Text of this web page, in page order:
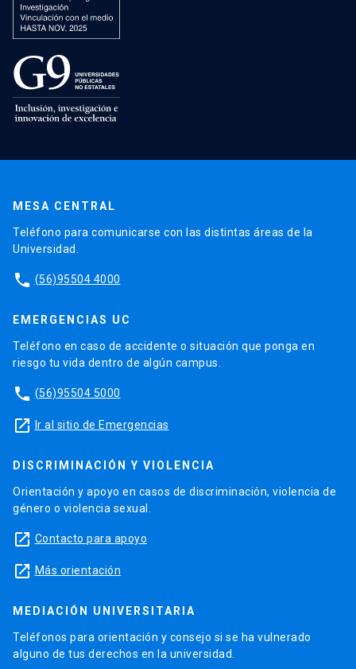
MESA CENTRAL
Teléfono para comunicarse con las distintas áreas de la
Universidad.
phone (56)95504 4000
EMERGENCIAS UC
Teléfono en caso de accidente o situación que ponga en
riesgo tu vida dentro de algún campus.
phone (56)95504 5000
launch Ir al sitio de Emergencias
DISCRIMINACIÓN Y VIOLENCIA
Orientación y apoyo en casos de discriminación, violencia de
género o violencia sexual.
launch Contacto para apoyo
launch Más orientación
MEDIACIÓN UNIVERSITARIA
Teléfonos para orientación y consejo si se ha vulnerado
alguno de tus derechos en la universidad.